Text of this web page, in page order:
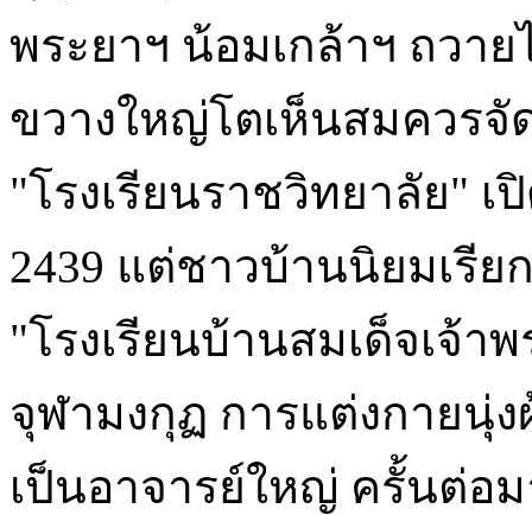
พระยาฯ น้อมเกล้าฯ ถวา
ขวางใหญ่โตเห็นสมควรจั
"โรงเรียนราชวิทยาลัย"
2439 แต่ชาวบ้านนิยมเรีย
"โรงเรียนบ้านสมเด็จเจ้า
จุฬามงกุฏ การแต่งกายนุ่
เป็นอาจารย์ใหญ่ ครั้นต่อ